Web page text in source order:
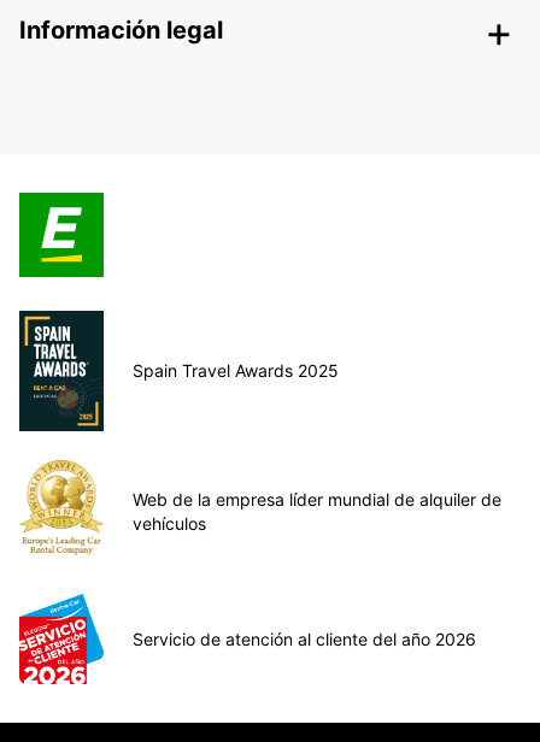
Información legal
Spain Travel Awards 2025
Web de la empresa líder mundial de alquiler de
vehículos
Servicio de atención al cliente del año 2026